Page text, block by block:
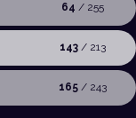
64 / 255
143/ 213
165/ 243